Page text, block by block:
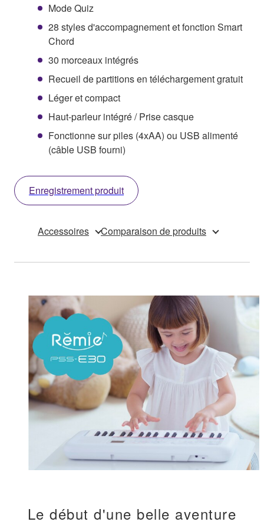
Mode Quiz
28 styles d'accompagnement et fonction Smart
Chord
30 morceaux intégrés
Recueil de partitions en téléchargement gratuit
Léger et compact
Haut-parleur intégré / Prise casque
Fonctionne sur piles (4xAA) ou USB alimenté
(câble USB fourni)
Enregistrement produit
Accessoires Comparaison de produits
Le début d'une belle aventure